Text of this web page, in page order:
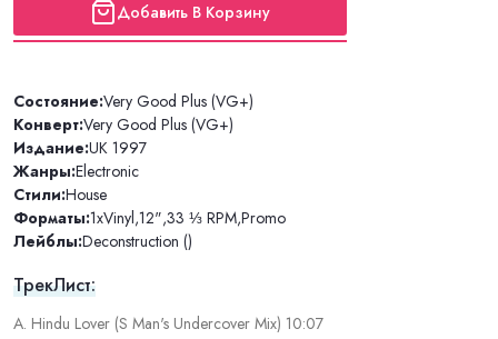
Добавить В Корзину
Состояние:Very Good Plus (VG+)
Конверт:Very Good Plus (VG+)
Издание:UK 1997
Жанры:Electronic
Стили:House
Форматы:1xVinyl,12",33 ⅓ RPM,Promo
Лейблы:Deconstruction ()
ТрекЛист:
A. Hindu Lover (S Man's Undercover Mix) 10:07